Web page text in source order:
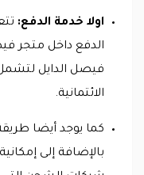
اولا خدمة الدفع:
الدفع داخل متجر
فيصل الدايل
الائتمانية.
كما يوجد أيضا
بالإضافة إلى